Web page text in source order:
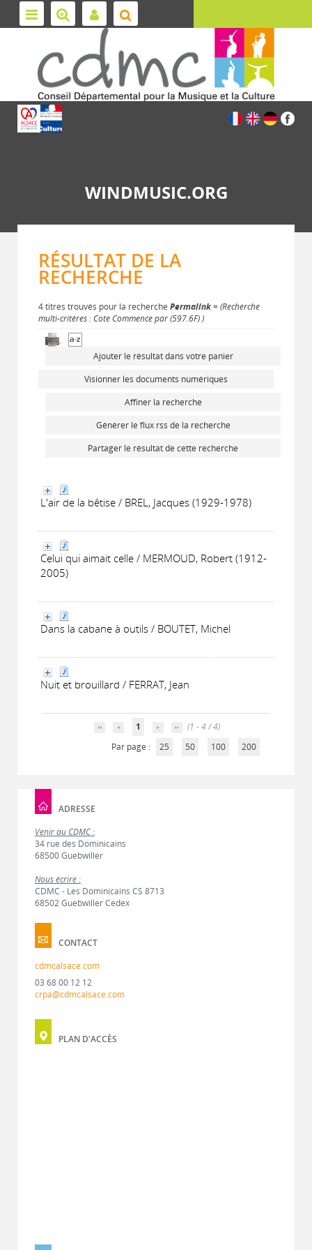
WINDMUSIC.ORG
RÉSULTAT DE LA
RECHERCHE
4 titres trouvés pour la recherche Permalink= (Recherche
multi-critères : Cote Commence par (597.6F) )
Ajouter le résultat dans votre panier
Visionner les documents numériques
Affiner la recherche
Générer le flux rss de la recherche
Partager le résultat de cette recherche
L'air de la bêtise / BREL, Jacques (1929-1978)
Celui qui aimait celle / MERMOUD, Robert (1912-
2005)
Dans la cabane à outils / BOUTET, Michel
Nuit et brouillard / FERRAT, Jean
1
(1 - 4 / 4)
Par page :
25 50 100 200
ADRESSE
Venir au CDMC :
34 rue des Dominicains
68500 Guebwiller
Nous écrire :
CDMC - Les Dominicains CS 8713
68502 Guebwiller Cedex
CONTACT
cdmcalsace.com
03 68 00 12 12
crpa@cdmcalsace.com
PLAN D'ACCÈS